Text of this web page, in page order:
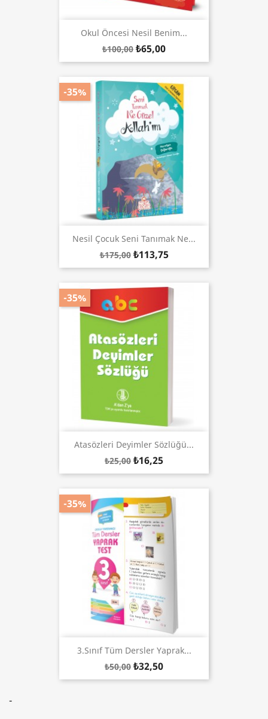
Okul Öncesi Nesil Benim...
₺100,00 ₺65,00
Nesil Çocuk Seni Tanımak Ne...
₺175,00 ₺113,75
-35%
Atasözleri Deyimler Sözlüğü...
₺25,00 ₺16,25
-35%
3.Sınıf Tüm Dersler Yaprak...
₺50,00 ₺32,50
-35%
-